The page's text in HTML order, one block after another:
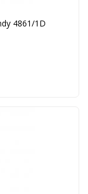
4861/1D